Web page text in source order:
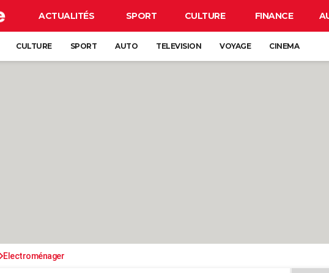
ACTUALITÉS SPORT CULTURE FINANCE
CULTURE SPORT AUTO TELEVISION VOYAGE CINEMA
Electroménager